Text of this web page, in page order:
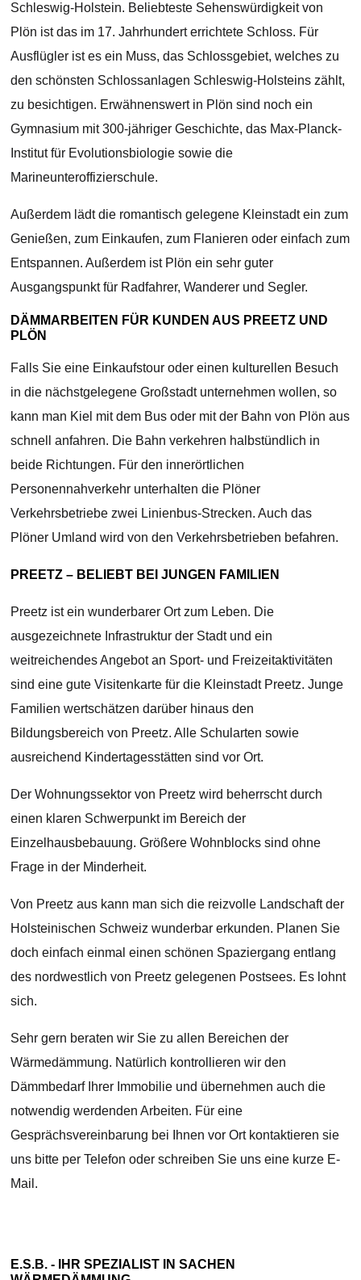
Schleswig-Holstein. Beliebteste Sehenswürdigkeit von
Plön ist das im 17. Jahrhundert errichtete Schloss. Für
Ausflügler ist es ein Muss, das Schlossgebiet, welches zu
den schönsten Schlossanlagen Schleswig-Holsteins zählt,
zu besichtigen. Erwähnenswert in Plön sind noch ein
Gymnasium mit 300-jähriger Geschichte, das Max-Planck-
Institut für Evolutionsbiologie sowie die
Marineunteroffizierschule.
Außerdem lädt die romantisch gelegene Kleinstadt ein zum
Genießen, zum Einkaufen, zum Flanieren oder einfach zum
Entspannen. Außerdem ist Plön ein sehr guter
Ausgangspunkt für Radfahrer, Wanderer und Segler.
DÄMMARBEITEN FÜR KUNDEN AUS PREETZ UND
PLÖN
Falls Sie eine Einkaufstour oder einen kulturellen Besuch
in die nächstgelegene Großstadt unternehmen wollen, so
kann man Kiel mit dem Bus oder mit der Bahn von Plön aus
schnell anfahren. Die Bahn verkehren halbstündlich in
beide Richtungen. Für den innerörtlichen
Personennahverkehr unterhalten die Plöner
Verkehrsbetriebe zwei Linienbus-Strecken. Auch das
Plöner Umland wird von den Verkehrsbetrieben befahren.
PREETZ – BELIEBT BEI JUNGEN FAMILIEN
Preetz ist ein wunderbarer Ort zum Leben. Die
ausgezeichnete Infrastruktur der Stadt und ein
weitreichendes Angebot an Sport- und Freizeitaktivitäten
sind eine gute Visitenkarte für die Kleinstadt Preetz. Junge
Familien wertschätzen darüber hinaus den
Bildungsbereich von Preetz. Alle Schularten sowie
ausreichend Kindertagesstätten sind vor Ort.
Der Wohnungssektor von Preetz wird beherrscht durch
einen klaren Schwerpunkt im Bereich der
Einzelhausbebauung. Größere Wohnblocks sind ohne
Frage in der Minderheit.
Von Preetz aus kann man sich die reizvolle Landschaft der
Holsteinischen Schweiz wunderbar erkunden. Planen Sie
doch einfach einmal einen schönen Spaziergang entlang
des nordwestlich von Preetz gelegenen Postsees. Es lohnt
sich.
Sehr gern beraten wir Sie zu allen Bereichen der
Wärmedämmung. Natürlich kontrollieren wir den
Dämmbedarf Ihrer Immobilie und übernehmen auch die
notwendig werdenden Arbeiten. Für eine
Gesprächsvereinbarung bei Ihnen vor Ort kontaktieren sie
uns bitte per Telefon oder schreiben Sie uns eine kurze E-
Mail.
E.S.B. - IHR SPEZIALIST IN SACHEN